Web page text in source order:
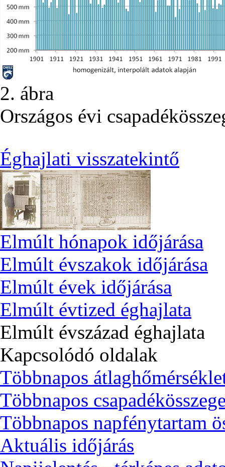
2. ábra
Országos évi
Éghajlati visszatekintő
Elmúlt hónapok időjárása
Elmúlt évszakok időjárása
Elmúlt évek időjárása
Elmúlt évtized éghajlata
Elmúlt évszázad éghajlata
Kapcsolódó oldalak
Többnapos
Többnapos
Többnapos napfénytartam
Aktuális időjárás